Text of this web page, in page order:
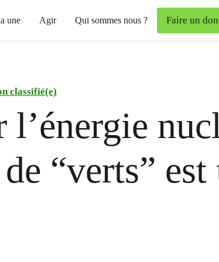
une Agir Qui sommes nous ? Faire un don
classifié(e)
“verts” est